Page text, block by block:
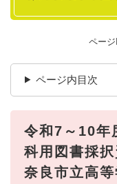
ペー
ページ内目次
令和7～10年
科用図書採
奈良市立高